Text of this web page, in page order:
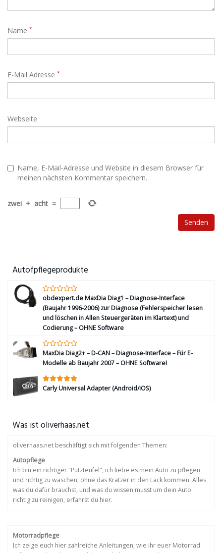
Name *
E-Mail Adresse *
Webseite
Name, E-Mail-Adresse und Website in diesem Browser für
meinen nächsten Kommentar speichern.
zwei + acht =
Autofpflegeprodukte
obdexpert.de MaxDia Diag1 – Diagnose-Interface
(Baujahr 1996-2006) zur Diagnose (Fehlerspeicher lesen
und löschen in Allen Steuergeräten im Klartext) und
Codierung – OHNE Software
MaxDia Diag2+ – D-CAN – Diagnose-Interface – Für E-
Modelle ab Baujahr 2007 – OHNE Software!
Carly Universal Adapter (Android/iOS)
Was ist oliverhaas.net
oliverhaas.net beschäftigt sich mit folgenden Themen:
Autopflege
Ich bin ein richtiger "Putzteufel", ich liebe es mein Auto zu pflegen
und richtig zu waschen, ohne das Kratzer in den Lack kommen. Alles
was du dafür brauchst, und was du wissen musst um dein Auto
richtig zu reinigen, erfährst du hier.
Motorradpflege
Ich zeige euch hier zahlreiche Anleitungen, wie ihr euer Motorrad